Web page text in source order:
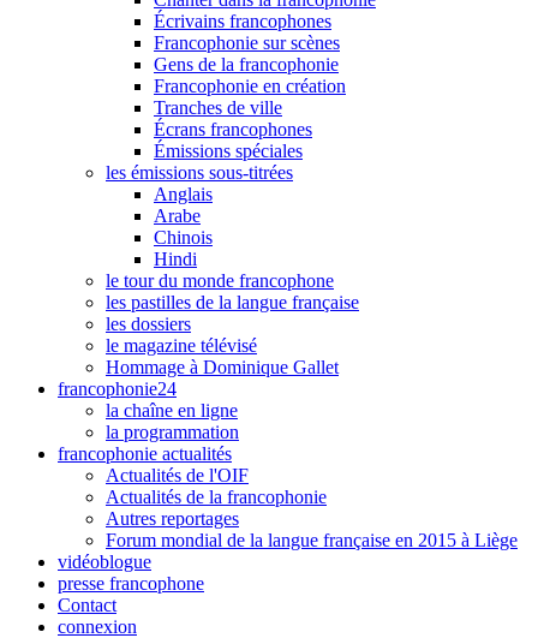
Écrivains francophones
Francophonie sur scènes
Gens de la francophonie
Francophonie en création
Tranches de ville
Écrans francophones
Émissions spéciales
les émissions sous-titrées
Anglais
Arabe
Chinois
Hindi
le tour du monde francophone
les pastilles de la langue française
les dossiers
le magazine télévisé
Hommage à Dominique Gallet
francophonie24
la chaîne en ligne
la programmation
francophonie actualités
Actualités de l'OIF
Actualités de la francophonie
Autres reportages
Forum mondial de la langue française en 2015 à Liège
vidéoblogue
presse francophone
Contact
connexion